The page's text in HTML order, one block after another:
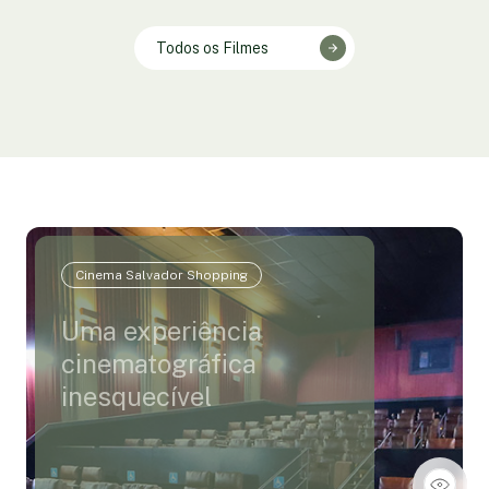
Todos os Filmes
Cinema Salvador Shopping
Uma experiência
cinematográfica
inesquecível